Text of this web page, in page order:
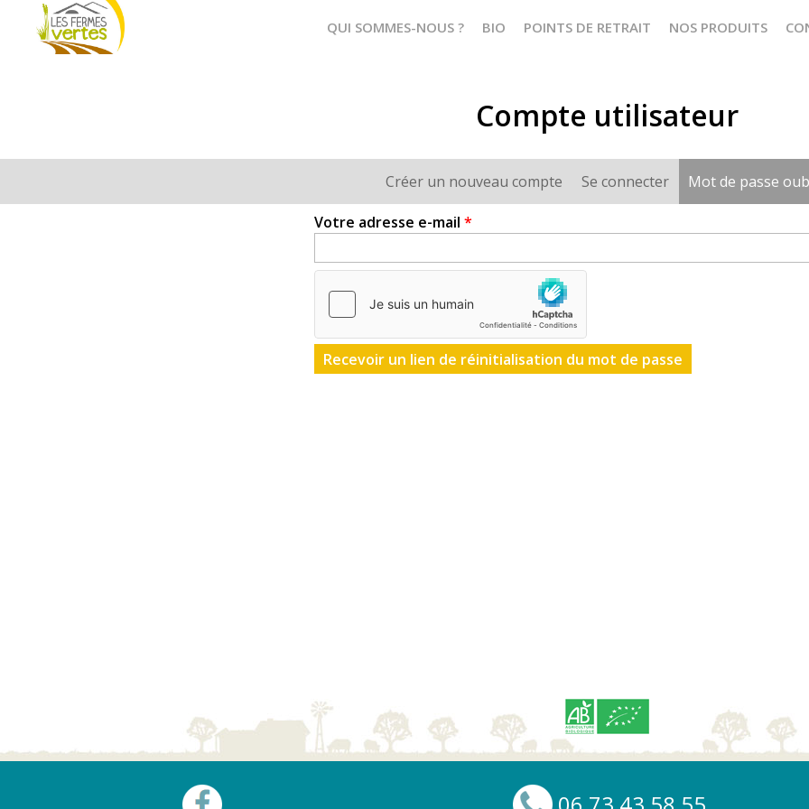
QUI SOMMES-NOUS ? BIO POINTS DE RETRAIT NOS PRODUITS
Compte utilisateur
principaux
Créer un nouveau compte Se connecter Mot de passe
Votre adresse e-mail *